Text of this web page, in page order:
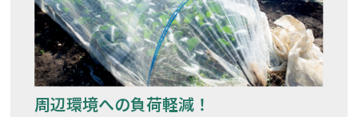
周辺環境への負荷軽減！